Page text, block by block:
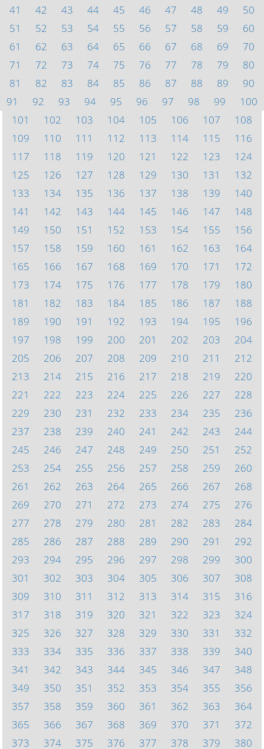
41
42 43 44 45 46 47 48 49
50
51
52 53 54 55 56 57 58 59
60
61
62 63 64 65 66 67 68 69
70
71
72 73 74 75 76 77 78 79
80
81
82 83 84 85 86 87 88 89
90
91
92 93 94 95 96 97 98 99
100
101
102 103 104 105 106 107
108
109
110 111 112 113 114 115
116
117
118 119 120 121 122 123
124
125
126 127 128 129 130 131
132
133
134 135 136 137 138 139
140
141
142 143 144 145 146 147
148
149
150 151 152 153 154 155
156
157
158 159 160 161 162 163
164
165
166 167 168 169 170 171
172
173
174 175 176 177 178 179
180
181
182 183 184 185 186 187
188
189
190 191 192 193 194 195
196
197
198 199 200 201 202 203
204
205
206 207 208 209 210 211
212
213
214 215 216 217 218 219
220
221
222 223 224 225 226 227
228
229
230 231 232 233 234 235
236
237
238 239 240 241 242 243
244
245
246 247 248 249 250 251
252
253
254 255 256 257 258 259
260
261
262 263 264 265 266 267
268
269
270 271 272 273 274 275
276
277
278 279 280 281 282 283
284
285
286 287 288 289 290 291
292
293
294 295 296 297 298 299
300
301
302 303 304 305 306 307
308
309
310 311 312 313 314 315
316
317
318 319 320 321 322 323
324
325
326 327 328 329 330 331
332
333
334 335 336 337 338 339
340
341
342 343 344 345 346 347
348
349
350 351 352 353 354 355
356
357
358 359 360 361 362 363
364
365
366 367 368 369 370 371
372
373
374 375 376 377 378 379 380